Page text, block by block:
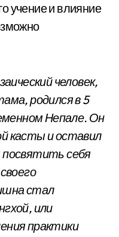
учение и влияние
человек,
родился в 5
Непале. Он
касты и оставил
себя
стал
или
практики